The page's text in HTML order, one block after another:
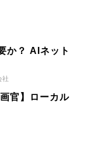
か？ AIネット
社
官】ローカル